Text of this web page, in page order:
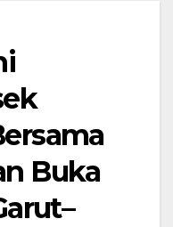
Buka